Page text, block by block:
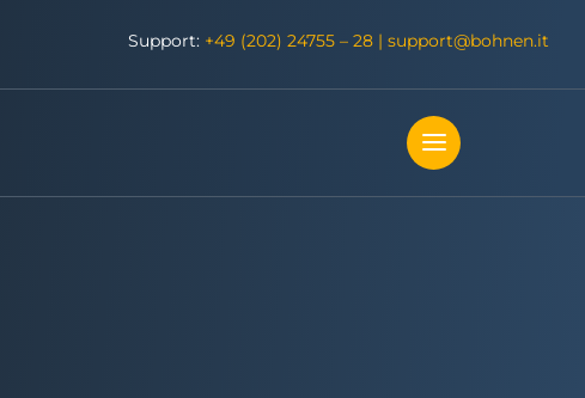
Support: +49 (202) 24755 – 28 | support@bohnen.it